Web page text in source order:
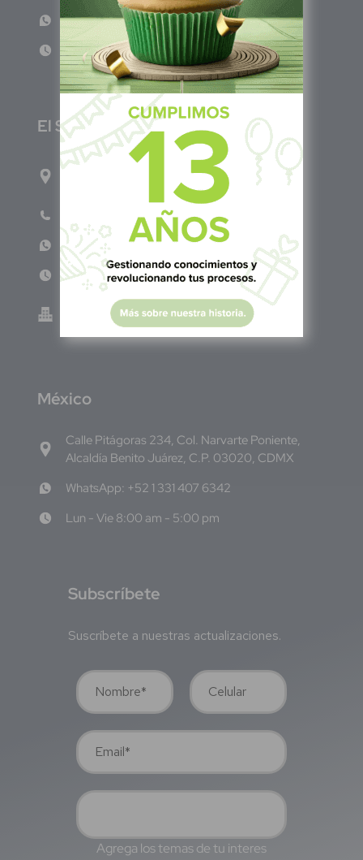
WhatsApp: +57 317 4651554
Lun - Vie 8:00am - 5:00pm
El Salvador
1ro Cll Pte, y 61 Av Nte, #3206, Local 9, San
Teléfono: +503 6986 1402
WhatsApp: +503 7687 3923
Lun - Vie 8:00am - 5:00pm
Green Know S.A de C.V - El Salvador 0614-
220118-102-0
México
Calle Pitágoras 234, Col. Narvarte Poniente,
Alcaldía Benito Juárez, C.P. 03020, CDMX
WhatsApp: +52 1 331 407 6342
Lun - Vie 8:00 am - 5:00 pm
Subscríbete
Suscríbete a nuestras actualizaciones.
Agrega los temas de tu interes